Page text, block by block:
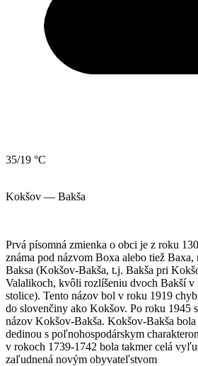
35/19 °C
Kokšov — Bakša
Prvá písomná zmienka o obci je z roku
známa pod názvom Boxa alebo tiež
Baksa (Kokšov-Bakša, t.j. Bakša pri
Valalikoch, kvôli rozlíšeniu dvoch Bakší v
stolice). Tento názov bol v roku 1919
do slovenčiny ako Kokšov. Po roku 1945
názov Kokšov-Bakša. Kokšov-Bakša
dedinou s poľnohospodárskym
v rokoch 1739-1742 bola takmer celá
zaľudnená novým obyvateľstvom